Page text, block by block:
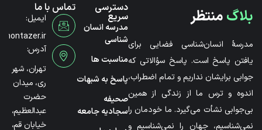
بلاگمنتظر
مدرسۀ انسان‌شناسی فضایی برای
یافتن پاسخ است. پاسخ سؤالاتی که
جوابی برایشان نداریم و تمام اضطراب،
اندوه و ترس ما از زندگی از همین
بی‌جوابی نشأت می‌گیرد. ما خودمان را
نمی‌شناسیم، جهان را نمی‌شناسیم و
دسترسی
سریع
مدرسه انسان
شناسی
مناسبت ها
پاسخ به شبهات
صحیفه
سجادیه جامعه
تماس با ما
ایمیل:
آدرس:
تهران، شهر
ری، میدان
حضرت
عبدالعظیم،
خیابان قم،